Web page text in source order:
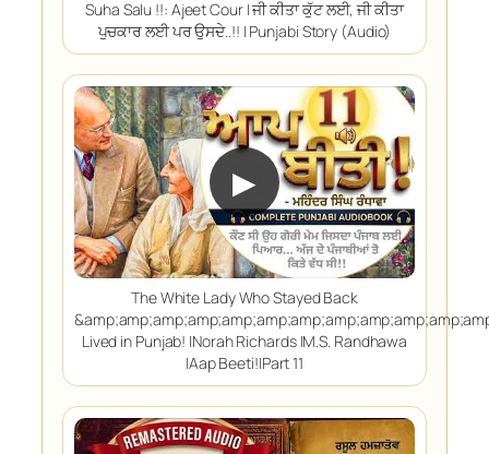
Suha Salu !!: Ajeet Cour | ਜੀ ਕੀਤਾ ਕੁੱਟ ਲਈ, ਜੀ ਕੀਤਾ
ਪੁਚਕਾਰ ਲਈ ਪਰ ਉਸਦੇ..!! | Punjabi Story (Audio)
▶
The White Lady Who Stayed Back
Lived in Punjab! |Norah Richards |M.S. Randhawa
|Aap Beeti!|Part 11